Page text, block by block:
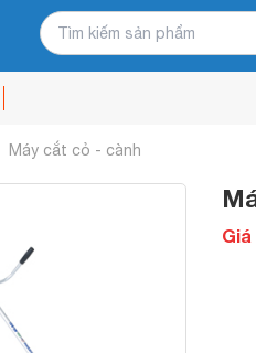
Máy cắt cỏ - cành
Giá